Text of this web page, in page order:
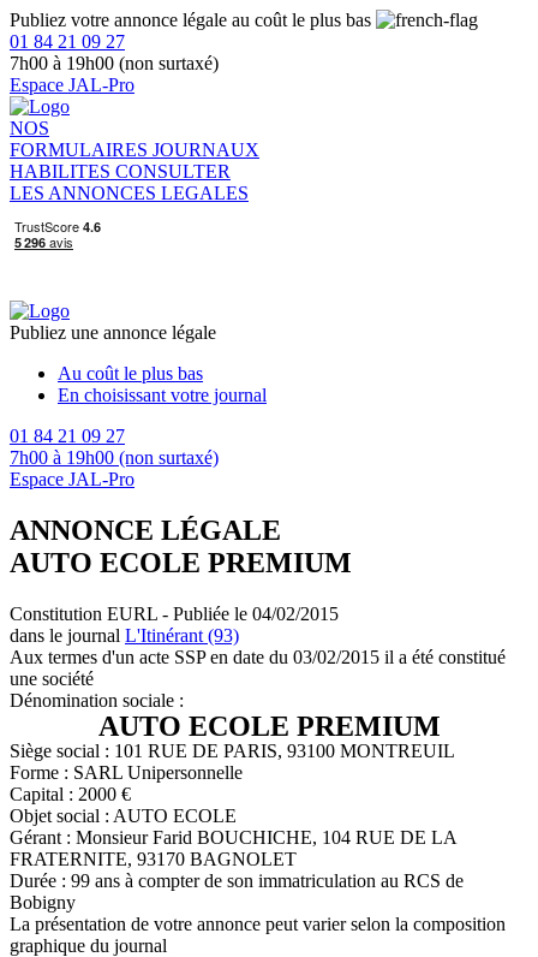
Publiez votre annonce légale au coût le plus bas
01 84 21 09 27
7h00 à 19h00 (non surtaxé)
Espace JAL-Pro
NOS
FORMULAIRES JOURNAUX
HABILITES CONSULTER
LES ANNONCES LEGALES
Publiez une annonce légale
Au coût le plus bas
En choisissant votre journal
01 84 21 09 27
7h00 à 19h00 (non surtaxé)
Espace JAL-Pro
ANNONCE LÉGALE
AUTO ECOLE PREMIUM
Constitution EURL - Publiée le 04/02/2015
dans le journal L'Itinérant (93)
Aux termes d'un acte SSP en date du 03/02/2015 il a été constitué
une société
Dénomination sociale :
AUTO ECOLE PREMIUM
Siège social : 101 RUE DE PARIS, 93100 MONTREUIL
Forme : SARL Unipersonnelle
Capital : 2000 €
Objet social : AUTO ECOLE
Gérant : Monsieur Farid BOUCHICHE, 104 RUE DE LA
FRATERNITE, 93170 BAGNOLET
Durée : 99 ans à compter de son immatriculation au RCS de
Bobigny
La présentation de votre annonce peut varier selon la composition
graphique du journal